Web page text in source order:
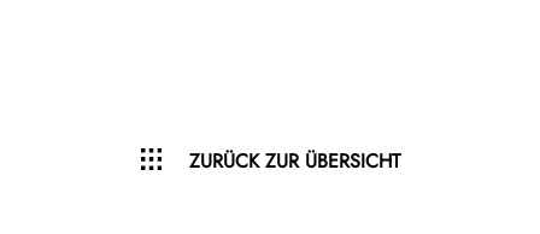
ZURÜCK ZUR ÜBERSICHT